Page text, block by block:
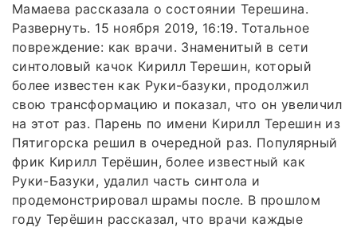
Мамаева рассказала о состоянии Терешина.
Развернуть. 15 ноября 2019, 16:19. Тотальное
повреждение: как врачи. Знаменитый в сети
синтоловый качок Кирилл Терешин, который
более известен как Руки-базуки, продолжил
свою трансформацию и показал, что он увеличил
на этот раз. Парень по имени Кирилл Терешин из
Пятигорска решил в очередной раз. Популярный
фрик Кирилл Терёшин, более известный как
Руки-Базуки, удалил часть синтола и
продемонстрировал шрамы после. В прошлом
году Терёшин рассказал, что врачи каждые